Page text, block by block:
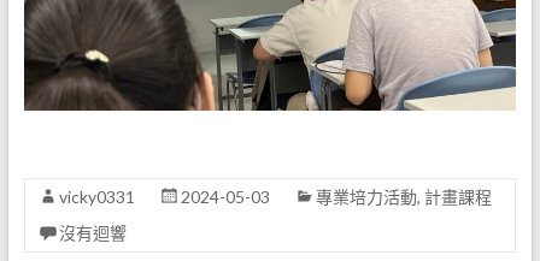
vicky0331 2024-05-03 專業培力活動, 計畫課程
沒有迴響